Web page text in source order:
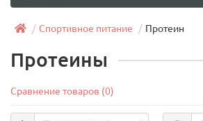
Спортивное питание Протеин
Протеины
Сравнение товаров (0)